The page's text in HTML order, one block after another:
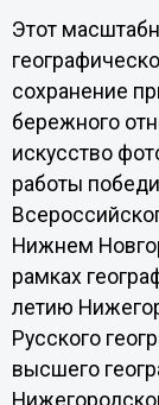
Этот
сохранение
бережного
искусство
работы
Нижнем
рамках
летию
Русского
высшего